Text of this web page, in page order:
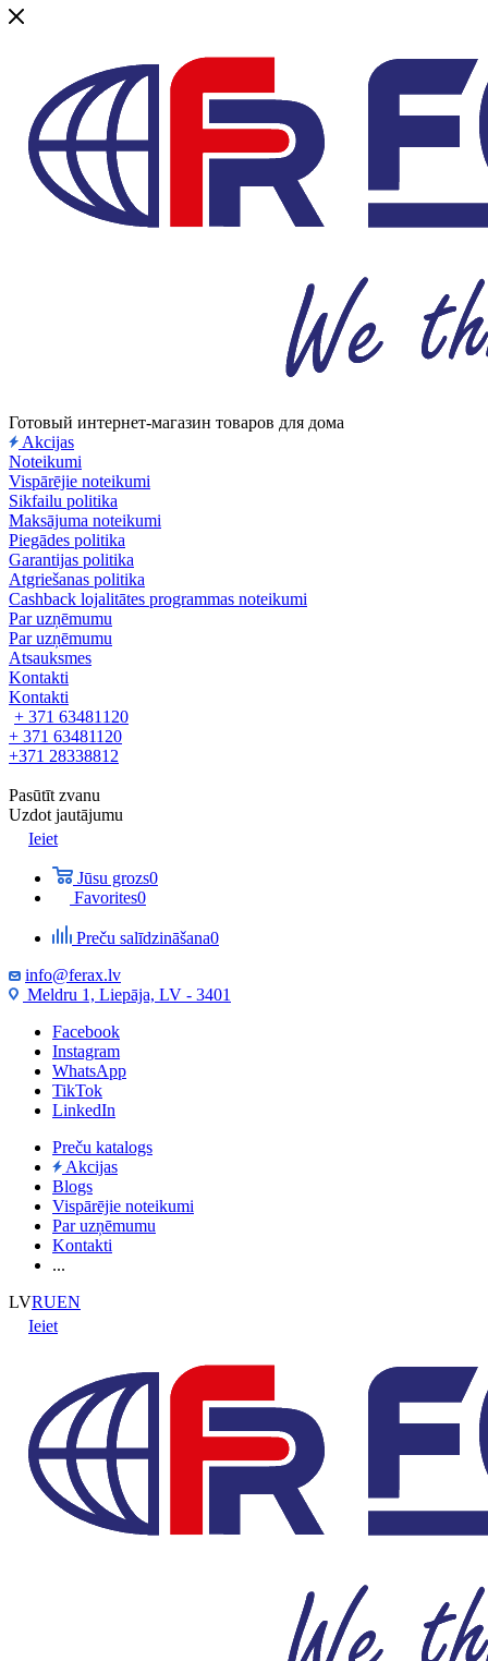
Готовый интернет-магазин товаров для дома
Akcijas
Noteikumi
Vispārējie noteikumi
Sikfailu politika
Maksājuma noteikumi
Piegādes politika
Garantijas politika
Atgriešanas politika
Cashback lojalitātes programmas noteikumi
Par uzņēmumu
Par uzņēmumu
Atsauksmes
Kontakti
Kontakti
+ 371 63481120
+ 371 63481120
+371 28338812
Pasūtīt zvanu
Uzdot jautājumu
Ieiet
Jūsu grozs0
Favorites0
Preču salīdzināšana0
info@ferax.lv
Meldru 1, Liepāja, LV - 3401
Facebook
Instagram
WhatsApp
TikTok
LinkedIn
Preču katalogs
Akcijas
Blogs
Vispārējie noteikumi
Par uzņēmumu
Kontakti
...
LVRUEN
Ieiet